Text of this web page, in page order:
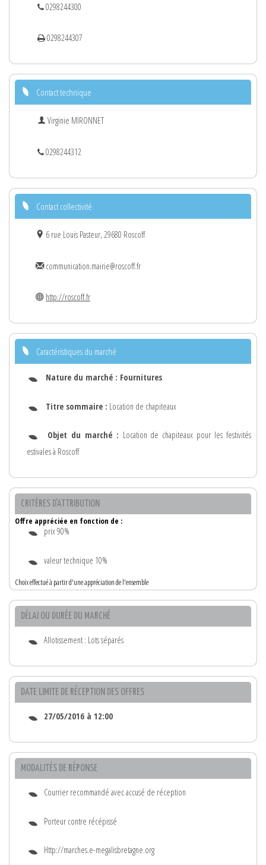
0298244300
0298244307
Contact technique
Virginie MIRONNET
0298244312
Contact collectivité
6 rue Louis Pasteur, 29680 Roscoff
communication.mairie@roscoff.fr
http://roscoff.fr
Caractéristiques du marché
Nature du marché : Fournitures
Titre sommaire : Location de chapiteaux
Objet du marché : Location de chapiteaux pour les festivités
estivales à Roscoff
CRITÈRES D'ATTRIBUTION
Offre appréciée en fonction de :
prix 90%
valeur technique 10%
Choix effectué à partir d'une appréciation de l'ensemble
DÉLAI OU DURÉE DU MARCHÉ
Allotissement : Lots séparés
DATE LIMITE DE RÉCEPTION DES OFFRES
27/05/2016 à 12:00
MODALITÉS DE RÉPONSE
Courrier recommandé avec accusé de réception
Porteur contre récépissé
Http://marches.e-megalisbretagne.org